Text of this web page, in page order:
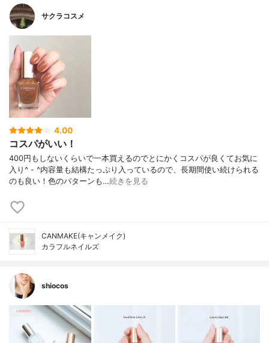
サクラコスメ
4.00
コスパがいい！
400円もしないくらいで一本買えるのでとにかくコスパが良くてお気に
入り^ - ^内容量も結構たっぷり入っているので、長期間使い続けられる
のも良い！色のパターンも…続きを見る
CANMAKE(キャンメイク)
カラフルネイルズ
shiocos